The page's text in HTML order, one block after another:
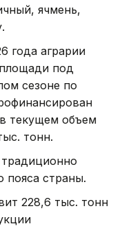
ячмень,
года аграрии
под
сезоне по
текущем объем
тонн.
пояса страны.
228,6 тыс. тонн